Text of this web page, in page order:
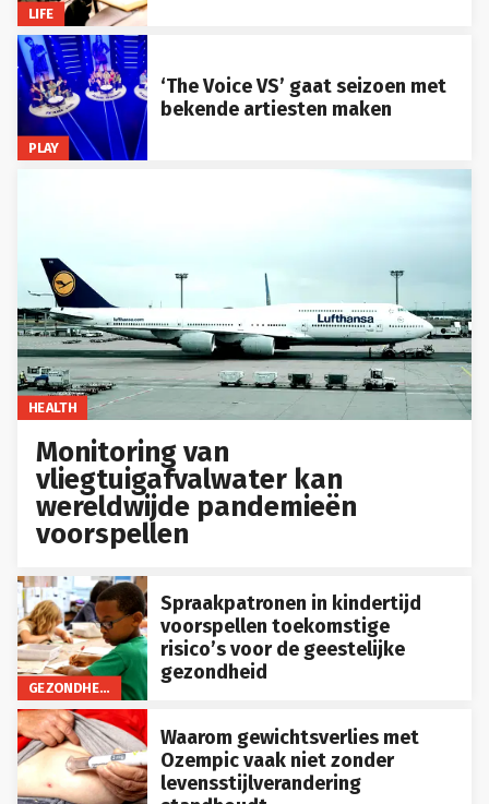
LIFE
PLAY
‘The Voice VS’ gaat seizoen met
bekende artiesten maken
HEALTH
Monitoring van
vliegtuigafvalwater kan
wereldwijde pandemieën
voorspellen
GEZONDHEID
Spraakpatronen in kindertijd
voorspellen toekomstige
risico’s voor de geestelijke
gezondheid
Waarom gewichtsverlies met
Ozempic vaak niet zonder
levensstijlverandering